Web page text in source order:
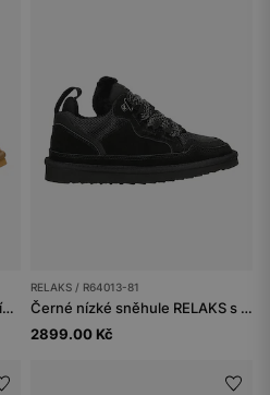
Nízké sněhule RELAKS s podšívkou z ovčí kůže
RELAKS / R64013-81
Černé nízké sněhule RELAKS s kožešinou
2899.00 Kč